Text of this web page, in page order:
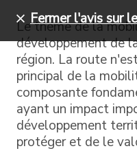
Le thème de la
développement de
région. La route
principal de la
composante
ayant un impact
développement
protéger et de le
Fermer l'avis sur